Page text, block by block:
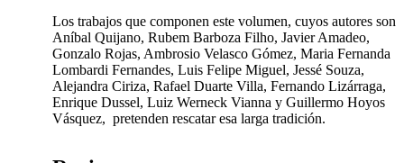
Los trabajos que componen este volumen, cuyos autores son
Aníbal Quijano, Rubem Barboza Filho, Javier Amadeo,
Gonzalo Rojas, Ambrosio Velasco Gómez, Maria Fernanda
Lombardi Fernandes, Luis Felipe Miguel, Jessé Souza,
Alejandra Ciriza, Rafael Duarte Villa, Fernando Lizárraga,
Enrique Dussel, Luiz Werneck Vianna y Guillermo Hoyos
Vásquez, pretenden rescatar esa larga tradición.